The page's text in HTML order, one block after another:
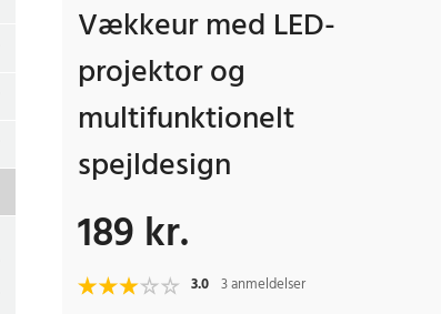
Vækkeur med LED-
projektor og
multifunktionelt
spejldesign
Pris:189 kr.
189 kr.
3.0 3 anmeldelser